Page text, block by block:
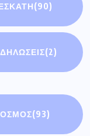
(90)
(2)
(93)